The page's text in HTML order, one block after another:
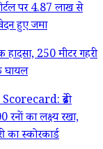
पर 4.87 लाख से
हुए जमा
250 मीटर गहरी
घायल
ब्रेडी
का लक्ष्य रखा,
का स्कोरकार्ड